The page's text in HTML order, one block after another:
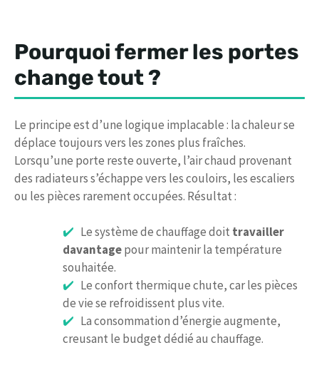
Pourquoi fermer les portes
change tout ?
Le principe est d’une logique implacable : la chaleur se
déplace toujours vers les zones plus fraîches.
Lorsqu’une porte reste ouverte, l’air chaud provenant
des radiateurs s’échappe vers les couloirs, les escaliers
ou les pièces rarement occupées. Résultat :
Le système de chauffage doit travailler
davantagepour maintenir la température
souhaitée.
Le confort thermique chute, car les pièces
de vie se refroidissent plus vite.
La consommation d’énergie augmente,
creusant le budget dédié au chauffage.